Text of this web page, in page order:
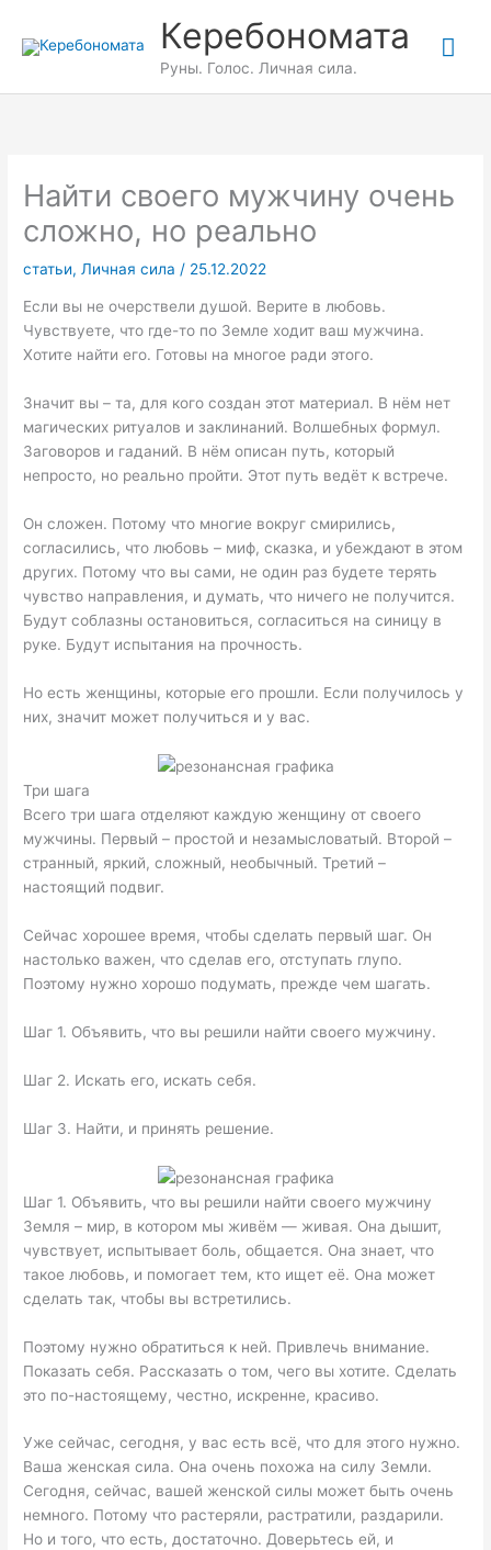
содержимому
Керебономата
Руны. Голос. Личная сила.
Найти своего мужчину очень
сложно, но реально
статьи, Личная сила / 25.12.2022
Если вы не очерствели душой. Верите в любовь.
Чувствуете, что где-то по Земле ходит ваш мужчина.
Хотите найти его. Готовы на многое ради этого.
Значит вы – та, для кого создан этот материал. В нём нет
магических ритуалов и заклинаний. Волшебных формул.
Заговоров и гаданий. В нём описан путь, который
непросто, но реально пройти. Этот путь ведёт к встрече.
Он сложен. Потому что многие вокруг смирились,
согласились, что любовь – миф, сказка, и убеждают в этом
других. Потому что вы сами, не один раз будете терять
чувство направления, и думать, что ничего не получится.
Будут соблазны остановиться, согласиться на синицу в
руке. Будут испытания на прочность.
Но есть женщины, которые его прошли. Если получилось у
них, значит может получиться и у вас.
Три шага
Всего три шага отделяют каждую женщину от своего
мужчины. Первый – простой и незамысловатый. Второй –
странный, яркий, сложный, необычный. Третий –
настоящий подвиг.
Сейчас хорошее время, чтобы сделать первый шаг. Он
настолько важен, что сделав его, отступать глупо.
Поэтому нужно хорошо подумать, прежде чем шагать.
Шаг 1. Объявить, что вы решили найти своего мужчину.
Шаг 2. Искать его, искать себя.
Шаг 3. Найти, и принять решение.
Шаг 1. Объявить, что вы решили найти своего мужчину
Земля – мир, в котором мы живём — живая. Она дышит,
чувствует, испытывает боль, общается. Она знает, что
такое любовь, и помогает тем, кто ищет её. Она может
сделать так, чтобы вы встретились.
Поэтому нужно обратиться к ней. Привлечь внимание.
Показать себя. Рассказать о том, чего вы хотите. Сделать
это по-настоящему, честно, искренне, красиво.
Уже сейчас, сегодня, у вас есть всё, что для этого нужно.
Ваша женская сила. Она очень похожа на силу Земли.
Сегодня, сейчас, вашей женской силы может быть очень
немного. Потому что растеряли, растратили, раздарили.
Но и того, что есть, достаточно. Доверьтесь ей, и